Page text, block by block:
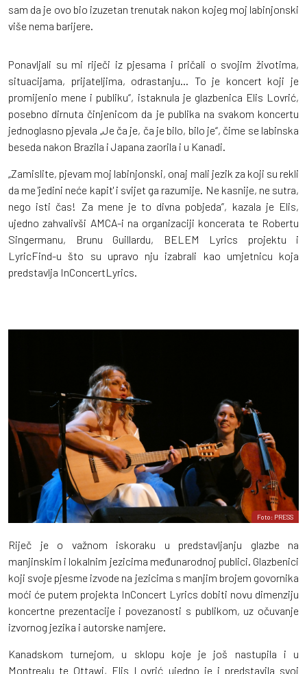
sam da je ovo bio izuzetan trenutak nakon kojeg moj labinjonski
više nema barijere.
Ponavljali su mi riječi iz pjesama i pričali o svojim životima,
situacijama, prijateljima, odrastanju... To je koncert koji je
promijenio mene i publiku“, istaknula je glazbenica Elis Lovrić,
posebno dirnuta činjenicom da je publika na svakom koncertu
jednoglasno pjevala „Je ča je, ča je bilo, bilo je“, čime se labinska
beseda nakon Brazila i Japana zaorila i u Kanadi.
„Zamislite, pjevam moj labinjonski, onaj mali jezik za koji su rekli
da me 'jedini neće kapit' i svijet ga razumije. Ne kasnije, ne sutra,
nego isti čas! Za mene je to divna pobjeda”, kazala je Elis,
ujedno zahvalivši AMCA-i na organizaciji koncerata te Robertu
Singermanu, Brunu Guillardu, BELEM Lyrics projektu i
LyricFind-u što su upravo nju izabrali kao umjetnicu koja
predstavlja InConcertLyrics.
Foto: PRESS
Riječ je o važnom iskoraku u predstavljanju glazbe na
manjinskim i lokalnim jezicima međunarodnoj publici. Glazbenici
koji svoje pjesme izvode na jezicima s manjim brojem govornika
moći će putem projekta InConcert Lyrics dobiti novu dimenziju
koncertne prezentacije i povezanosti s publikom, uz očuvanje
izvornog jezika i autorske namjere.
Kanadskom turnejom, u sklopu koje je još nastupila i u
Montrealu te Ottawi, Elis Lovrić ujedno je i predstavila svoj